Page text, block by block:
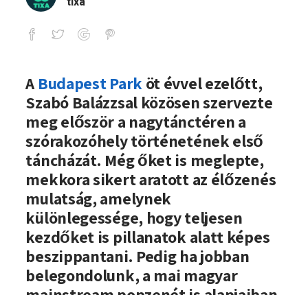
A Park megmutatja, mitől menő igazán
A Budapest Parköt évvel ezelőtt,
Szabó Balázzsal közösen szervezte
meg először a nagytánctéren a
szórakozóhely történetének első
táncházát. Még őket is meglepte,
mekkora sikert aratott az élőzenés
mulatság, amelynek
különlegessége, hogy teljesen
kezdőket is pillanatok alatt képes
beszippantani. Pedig ha jobban
belegondolunk, a mai magyar